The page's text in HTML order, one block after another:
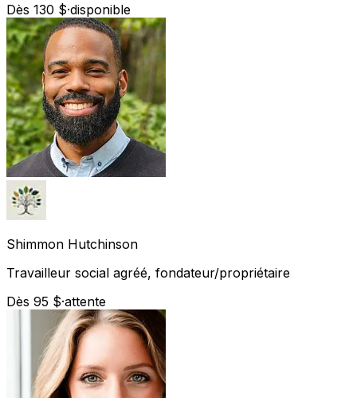
Dès 130 $·disponible
Shimmon Hutchinson
Travailleur social agréé, fondateur/propriétaire
Dès 95 $·attente